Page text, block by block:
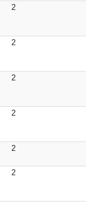
2
2
2
2
2
2